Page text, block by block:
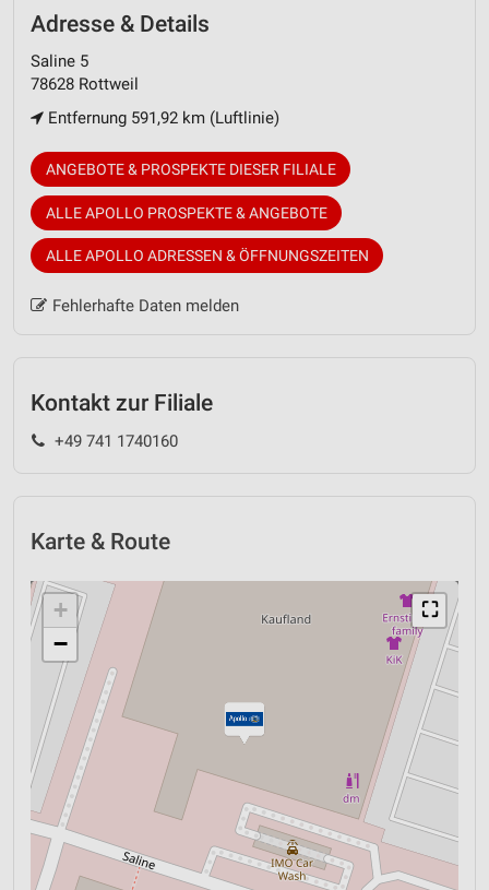
Adresse & Details
Saline 5
78628 Rottweil
Entfernung 591,92 km (Luftlinie)
ANGEBOTE & PROSPEKTE DIESER FILIALE
ALLE APOLLO PROSPEKTE & ANGEBOTE
ALLE APOLLO ADRESSEN & ÖFFNUNGSZEITEN
Fehlerhafte Daten melden
Kontakt zur Filiale
+49 741 1740160
Karte & Route
⛶
+
−